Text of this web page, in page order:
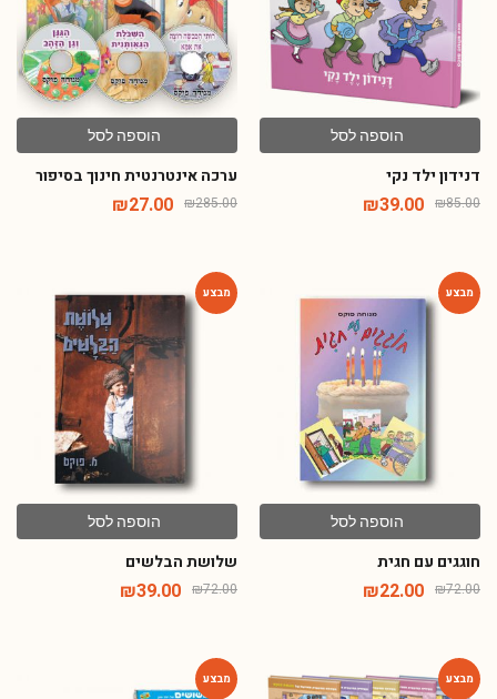
הוספה לסל
דנידון ילד נקי
₪85.00
₪39.00
הוספה לסל
ערכה אינטרנטית חינוך בסיפור
₪285.00
₪27.00
הוספה לסל
חוגגים עם חגית
₪72.00
₪22.00
הוספה לסל
שלושת הבלשים
₪72.00
₪39.00